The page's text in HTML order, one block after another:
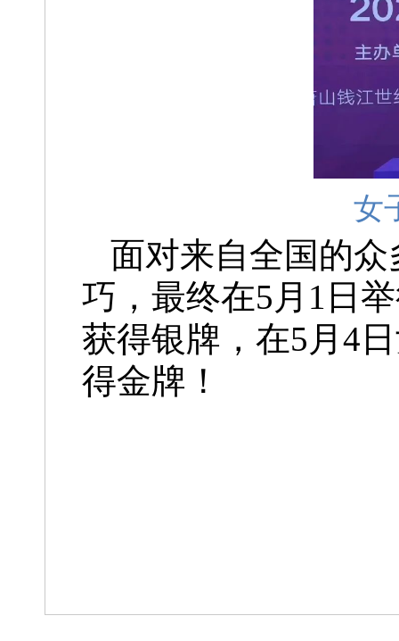
女
面对来自全国的
巧，最终在5月1日
获得银牌，在5月4
得金牌！